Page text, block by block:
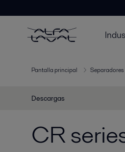
Pantalla principal Separadores
Descargas
CR